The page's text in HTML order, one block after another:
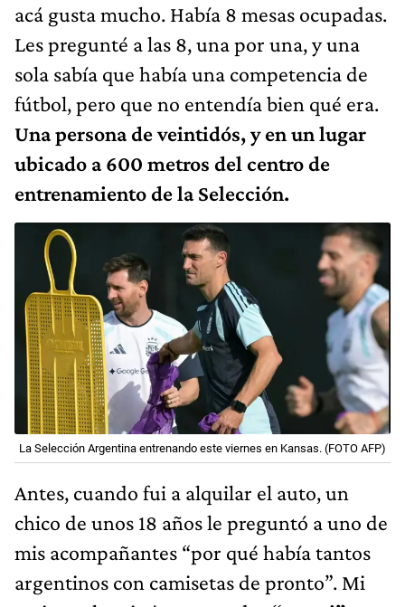
acá gusta mucho. Había 8 mesas ocupadas.
Les pregunté a las 8, una por una, y una
sola sabía que había una competencia de
fútbol, pero que no entendía bien qué era.
Una persona de veintidós, y en un lugar
ubicado a 600 metros del centro de
entrenamiento de la Selección.
La Selección Argentina entrenando este viernes en Kansas. (FOTO AFP)
Antes, cuando fui a alquilar el auto, un
chico de unos 18 años le preguntó a uno de
mis acompañantes “por qué había tantos
argentinos con camisetas de pronto”. Mi